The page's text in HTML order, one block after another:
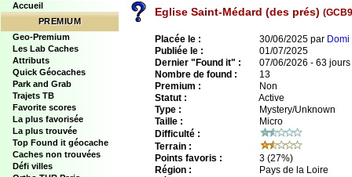
Accueil
PREMIUM
Geo-Premium
Les Lab Caches
Attributs
Quick Géocaches
Park and Grab
Trajets TB
Favorite scores
La plus favorisée
La plus trouvée
Top Found it géocache
Caches non trouvées
Défi villes
Eglise Saint-Médard (des prés)
Placée le : 30/06/2025 par Domi
Publiée le :
01/07/2025
Dernier "Found it" :
07/06/2026 - 63 jours
Nombre de found :
13
Premium :
Non
Statut :
Active
Type :
Mystery/Unknown
Taille :
Micro
Difficulté :
Terrain :
Points favoris :
3 (27%)
Région :
Pays de la Loire